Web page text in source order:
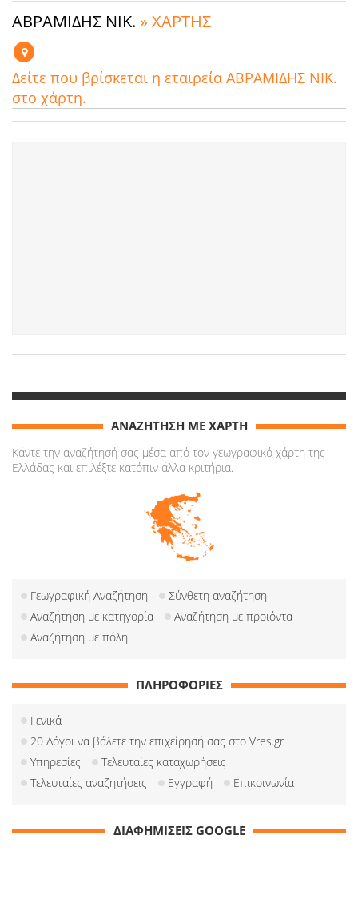
ΑΒΡΑΜΙΔΗΣ ΝΙΚ. » ΧΑΡΤΗΣ
Δείτε που βρίσκεται η εταιρεία ΑΒΡΑΜΙΔΗΣ ΝΙΚ.
στο χάρτη.
ΑΝΑΖΗΤΗΣΗ ΜΕ ΧΑΡΤΗ
Κάντε την αναζήτησή σας μέσα από τον γεωγραφικό χάρτη της
Ελλάδας και επιλέξτε κατόπιν άλλα κριτήρια.
Γεωγραφική Αναζήτηση
Σύνθετη αναζήτηση
Αναζήτηση με κατηγορία
Αναζήτηση με προιόντα
Αναζήτηση με πόλη
ΠΛΗΡΟΦΟΡΙΕΣ
Γενικά
20 Λόγοι να βάλετε την επιχείρησή σας στο Vres.gr
Υπηρεσίες
Τελευταίες καταχωρήσεις
Τελευταίες αναζητήσεις
Εγγραφή Επικοινωνία
ΔΙΑΦΗΜΙΣΕΙΣ GOOGLE